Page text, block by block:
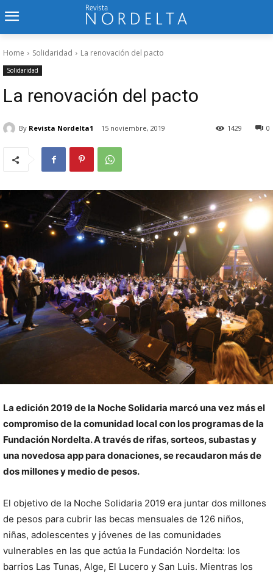
Home Solidaridad La renovación del pacto
Solidaridad
La renovación del pacto
By Revista Nordelta1 15 noviembre, 2019 0
1429
La edición 2019 de la Noche Solidaria marcó una vez más el
compromiso de la comunidad local con los programas de la
Fundación Nordelta. A través de rifas, sorteos, subastas y
una novedosa app para donaciones, se recaudaron más de
dos millones y medio de pesos.
El objetivo de la Noche Solidaria 2019 era juntar dos millones
de pesos para cubrir las becas mensuales de 126 niños,
niñas, adolescentes y jóvenes de las comunidades
vulnerables en las que actúa la Fundación Nordelta: los
barrios Las Tunas, Alge, El Lucero y San Luis. Mientras los